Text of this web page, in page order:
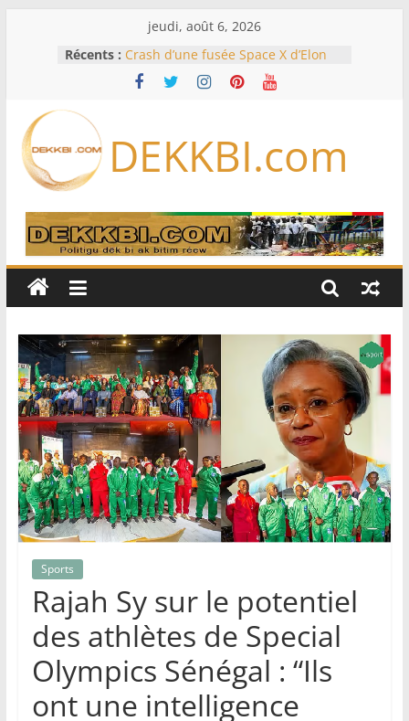
jeudi, août 6, 2026
Récents : Crash d’une fusée Space X d’Elon
Musk sur la Lune: entre pollution
spatiale et ouverture sur la
Diallo devrait assurer l’intérim des
Lions en septembre
sélectionneurs sur 10 déjà partis
Sécheresse: Faut-il stocker l’eau?
À Ceuta, le bilan des morts monte à
75 côté espagnol, 11 côté marocain
DEKKBI.com
Sports
Rajah Sy sur le potentiel
des athlètes de Special
Olympics Sénégal : “Ils
ont une intelligence